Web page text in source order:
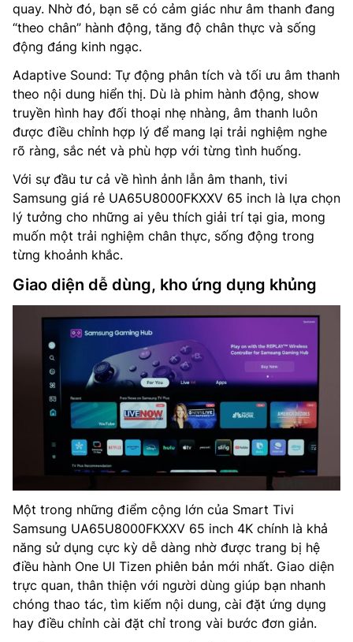
quay. Nhờ đó, bạn sẽ có cảm giác như âm thanh đang
“theo chân” hành động, tăng độ chân thực và sống
động đáng kinh ngạc.
Adaptive Sound: Tự động phân tích và tối ưu âm thanh
theo nội dung hiển thị. Dù là phim hành động, show
truyền hình hay đối thoại nhẹ nhàng, âm thanh luôn
được điều chỉnh hợp lý để mang lại trải nghiệm nghe
rõ ràng, sắc nét và phù hợp với từng tình huống.
Với sự đầu tư cả về hình ảnh lẫn âm thanh, tivi
Samsung giá rẻ UA65U8000FKXXV 65 inch là lựa chọn
lý tưởng cho những ai yêu thích giải trí tại gia, mong
muốn một trải nghiệm chân thực, sống động trong
từng khoảnh khắc.
Giao diện dễ dùng, kho ứng dụng khủng
Một trong những điểm cộng lớn của Smart Tivi
Samsung UA65U8000FKXXV 65 inch 4K chính là khả
năng sử dụng cực kỳ dễ dàng nhờ được trang bị hệ
điều hành One UI Tizen phiên bản mới nhất. Giao diện
trực quan, thân thiện với người dùng giúp bạn nhanh
chóng thao tác, tìm kiếm nội dung, cài đặt ứng dụng
hay điều chỉnh cài đặt chỉ trong vài bước đơn giản.